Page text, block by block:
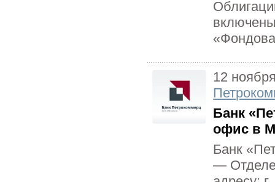
12
Банк
офис в
Банк
—